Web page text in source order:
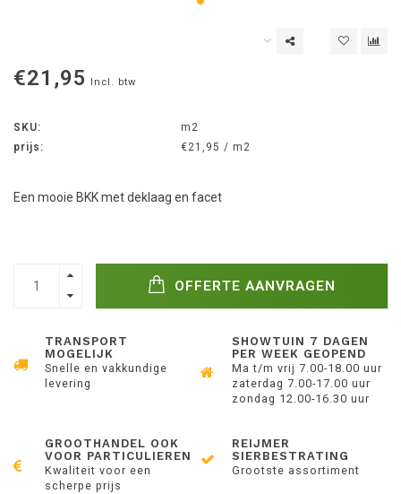
€21,95 Incl. btw
SKU:
m2
prijs:
€21,95 / m2
Een mooie BKK met deklaag en facet
OFFERTE AANVRAGEN
TRANSPORT
MOGELIJK
Snelle en vakkundige
levering
SHOWTUIN 7 DAGEN
PER WEEK GEOPEND
Ma t/m vrij 7.00-18.00 uur
zaterdag 7.00-17.00 uur
zondag 12.00-16.30 uur
GROOTHANDEL OOK
VOOR PARTICULIEREN
Kwaliteit voor een
scherpe prijs
REIJMER
SIERBESTRATING
Grootste assortiment